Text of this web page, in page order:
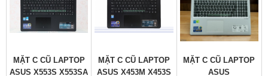
MẶT C CŨ LAPTOP
ASUS X553S X553SA
MẶT C CŨ LAPTOP
ASUS X453M X453S
MẶT C CŨ LAPTOP
ASUS